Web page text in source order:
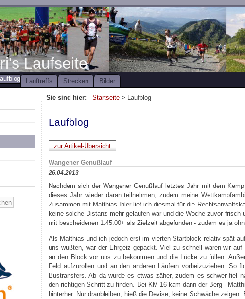
Laufseite
Lauftreffs Strecken Bilder
Sie sind hier:Startseite > Laufblog
Laufblog
zur Artikel-Übersicht
Wangener Genußlauf
26.04.2013
Nachdem sich der Wangener Genußlauf letztes Jahr mit dem
dieses Jahr wieder daran teilnehmen, zudem meine
Zusammen mit Matthias Ihler lief ich diesmal für die
keine solche Distanz mehr gelaufen war und die Woche zuvor
mit bescheidenen 1:45:00+ als Zielzeit abgefunden - zudem es ja
Als Matthias und ich jedoch erst im vierten Startblock relativ spät
uns wußten, war der Ehrgeiz gepackt. Viel zu schnell waren wir
an den Block vor uns zu bekommen und die Lücke zu füllen.
Feld aufzurollen und an den anderen Läufern vorbeizuziehen. So
Bustransfers. Ab da wurde es etwas zäher, zudem es schwer fiel
den richtigen Schritt zu finden. Bei KM 16 kam dann der Berg -
hinterher. Nur dranbleiben, hieß die Devise, keine Schwäche